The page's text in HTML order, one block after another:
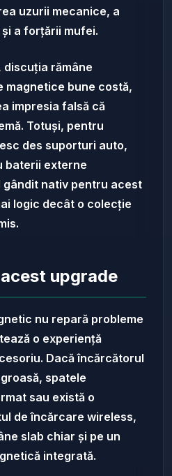
uzurii mecanice, a
a forțării mufei.
discuția rămâne
magnetice bune costă,
impresia falsă că
Totuși, pentru
des suporturi auto,
baterii externe
gândit nativ pentru acest
logic decât o colecție
upgrade
nu repară probleme
o experiență
Dacă încărcătorul
spatele
sau există o
de încărcare wireless,
slab chiar și pe un
integrată.